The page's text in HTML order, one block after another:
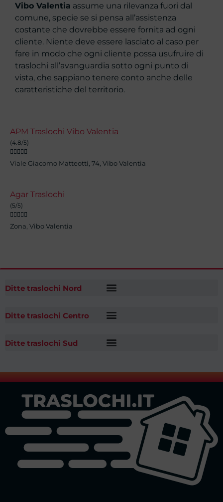
Vibo Valentia assume una rilevanza fuori dal
comune, specie se si pensa all’assistenza
costante che dovrebbe essere fornita ad ogni
cliente. Niente deve essere lasciato al caso per
fare in modo che ogni cliente possa usufruire di
traslochi all’avanguardia sotto ogni punto di
vista, che sappiano tenere conto anche delle
caratteristiche del territorio.
APM Traslochi Vibo Valentia
(4.8/5)

Viale Giacomo Matteotti, 74, Vibo Valentia
Agar Traslochi
(5/5)

Zona, Vibo Valentia
Ditte traslochi Nord
Ditte traslochi Centro
Ditte traslochi Sud